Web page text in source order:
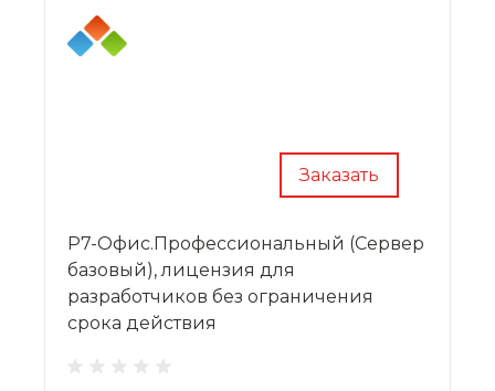
Заказать
Р7-Офис.Профессиональный (Сервер
базовый), лицензия для
разработчиков без ограничения
срока действия